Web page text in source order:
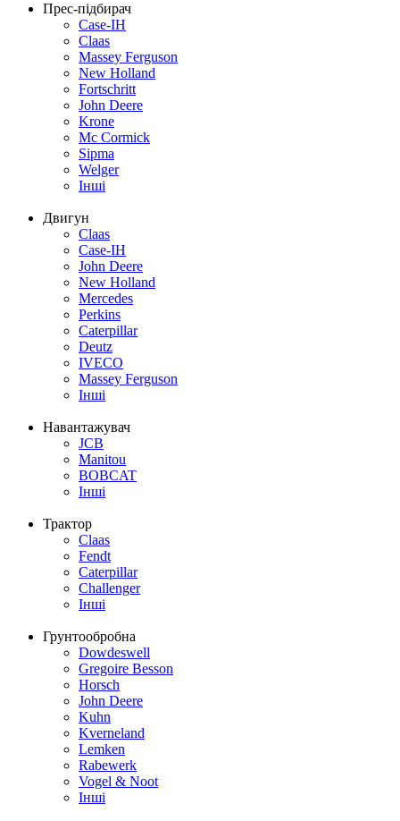
Прес-підбирач
Case-IH
Claas
Massey Ferguson
New Holland
Fortschritt
John Deere
Krone
Mc Cormick
Sipma
Welger
Інші
Двигун
Claas
Case-IH
John Deere
New Holland
Mercedes
Perkins
Caterpillar
Deutz
IVECO
Massey Ferguson
Інші
Навантажувач
JCB
Manitou
BOBCAT
Інші
Трактор
Claas
Fendt
Caterpillar
Challenger
Інші
Грунтообробна
Dowdeswell
Gregoire Besson
Horsch
John Deere
Kuhn
Kverneland
Lemken
Rabewerk
Vogel & Noot
Інші